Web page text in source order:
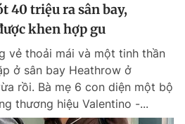
40 triệu ra sân bay,
khen hợp gu
vẻ thoải mái và một tinh thần
ở sân bay Heathrow ở
rồi. Bà mẹ 6 con diện một bộ
thương hiệu Valentino -...